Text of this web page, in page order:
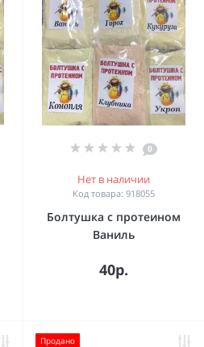
0
Нет в наличии
Код товара: 918055
Болтушка с протеином
Ваниль
40р.
Продано